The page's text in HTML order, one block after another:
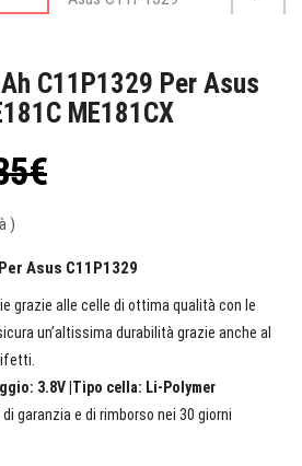
C11P1329 Per Asus
ME181CX
)
Asus C11P1329
grazie alle celle di ottima qualità con le
un’altissima durabilità grazie anche al
3.8V |Tipo cella: Li-Polymer
garanzia e di rimborso nei 30 giorni